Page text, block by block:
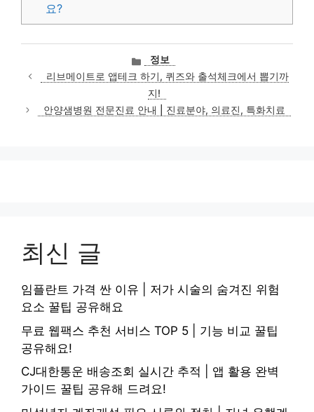
요?
카
테
고
리
정보
리브메이트로 앱테크 하기, 퀴즈와 출석체크에서 뽑기까
지!
안양샘병원 전문진료 안내 | 진료분야, 의료진, 특화치료
최신 글
임플란트 가격 싼 이유 | 저가 시술의 숨겨진 위험
요소 꿀팁 공유해요
무료 웹팩스 추천 서비스 TOP 5 | 기능 비교 꿀팁
공유해요!
CJ대한통운 배송조회 실시간 추적 | 앱 활용 완벽
가이드 꿀팁 공유해 드려요!